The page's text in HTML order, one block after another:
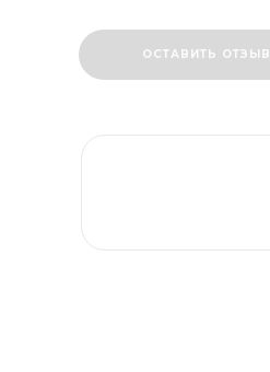
ОСТАВИТЬ ОТЗЫВ